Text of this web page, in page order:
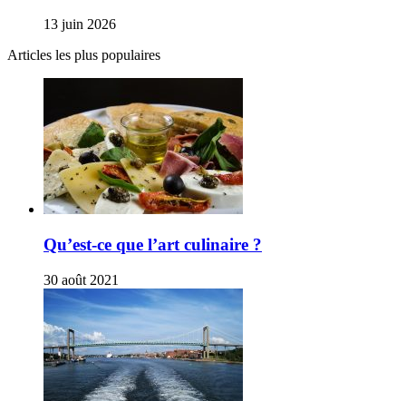
13 juin 2026
Articles les plus populaires
Qu’est-ce que l’art culinaire ?
30 août 2021